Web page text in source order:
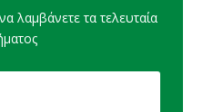
λαμβάνετε τα τελευταία